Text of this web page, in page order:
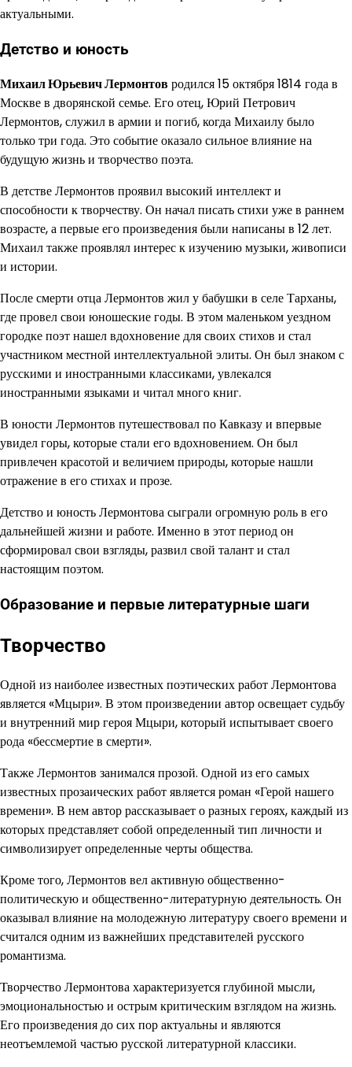
актуальными.
Детство и юность
Михаил Юрьевич Лермонтовродился 15 октября 1814 года в
Москве в дворянской семье. Его отец, Юрий Петрович
Лермонтов, служил в армии и погиб, когда Михаилу было
только три года. Это событие оказало сильное влияние на
будущую жизнь и творчество поэта.
В детстве Лермонтов проявил высокий интеллект и
способности к творчеству. Он начал писать стихи уже в раннем
возрасте, а первые его произведения были написаны в 12 лет.
Михаил также проявлял интерес к изучению музыки, живописи
и истории.
После смерти отца Лермонтов жил у бабушки в селе Тарханы,
где провел свои юношеские годы. В этом маленьком уездном
городке поэт нашел вдохновение для своих стихов и стал
участником местной интеллектуальной элиты. Он был знаком с
русскими и иностранными классиками, увлекался
иностранными языками и читал много книг.
В юности Лермонтов путешествовал по Кавказу и впервые
увидел горы, которые стали его вдохновением. Он был
привлечен красотой и величием природы, которые нашли
отражение в его стихах и прозе.
Детство и юность Лермонтова сыграли огромную роль в его
дальнейшей жизни и работе. Именно в этот период он
сформировал свои взгляды, развил свой талант и стал
настоящим поэтом.
Образование и первые литературные шаги
Творчество
Одной из наиболее известных поэтических работ Лермонтова
является «Мцыри». В этом произведении автор освещает судьбу
и внутренний мир героя Мцыри, который испытывает своего
рода «бессмертие в смерти».
Также Лермонтов занимался прозой. Одной из его самых
известных прозаических работ является роман «Герой нашего
времени». В нем автор рассказывает о разных героях, каждый из
которых представляет собой определенный тип личности и
символизирует определенные черты общества.
Кроме того, Лермонтов вел активную общественно-
политическую и общественно-литературную деятельность. Он
оказывал влияние на молодежную литературу своего времени и
считался одним из важнейших представителей русского
романтизма.
Творчество Лермонтова характеризуется глубиной мысли,
эмоциональностью и острым критическим взглядом на жизнь.
Его произведения до сих пор актуальны и являются
неотъемлемой частью русской литературной классики.